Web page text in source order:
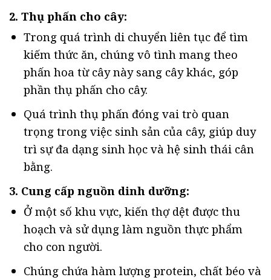
2. Thụ phấn cho cây:
Trong quá trình di chuyển liên tục để tìm
kiếm thức ăn, chúng vô tình mang theo
phấn hoa từ cây này sang cây khác, góp
phần thụ phấn cho cây.
Quá trình thụ phấn đóng vai trò quan
trọng trong việc sinh sản của cây, giúp duy
trì sự đa dạng sinh học và hệ sinh thái cân
bằng.
3. Cung cấp nguồn dinh dưỡng:
Ở một số khu vực, kiến thợ dệt được thu
hoạch và sử dụng làm nguồn thực phẩm
cho con người.
Chúng chứa hàm lượng protein, chất béo và